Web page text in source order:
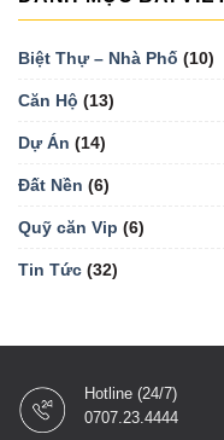
Biệt Thự – Nhà Phố (10)
Căn Hộ (13)
Dự Án (14)
Đất Nền (6)
Quỹ căn Vip (6)
Tin Tức (32)
Hotline (24/7)
0707.23.4444